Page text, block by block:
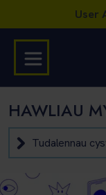
HAWLIAU
Tudalennau